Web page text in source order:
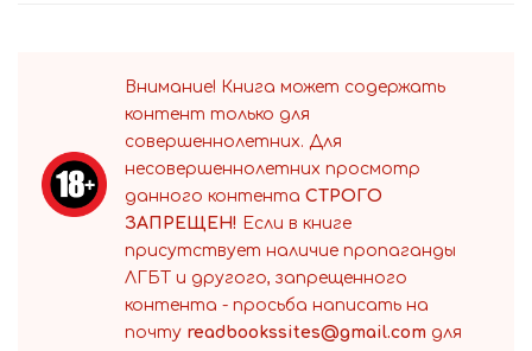
Внимание! Книга может содержать
контент только для
совершеннолетних. Для
несовершеннолетних просмотр
данного контента СТРОГО
ЗАПРЕЩЕН! Если в книге
присутствует наличие пропаганды
ЛГБТ и другого, запрещенного
контента - просьба написать на
почту readbookssites@gmail.com для